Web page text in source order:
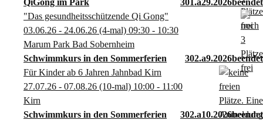
QiGong im Park
301.a29.2026
"Das gesundheitsschützende Qi Gong"
03.06.26 - 24.06.26 (4-mal) 09:30 - 10:30
Marum Park Bad Sobernheim
Schwimmkurs in den Sommerferien
302.a9.2026
Für Kinder ab 6 Jahren Jahnbad Kirn
27.07.26 - 07.08.26 (10-mal) 10:00 - 11:00
Kirn
Schwimmkurs in den Sommerferien
302.a10.2026